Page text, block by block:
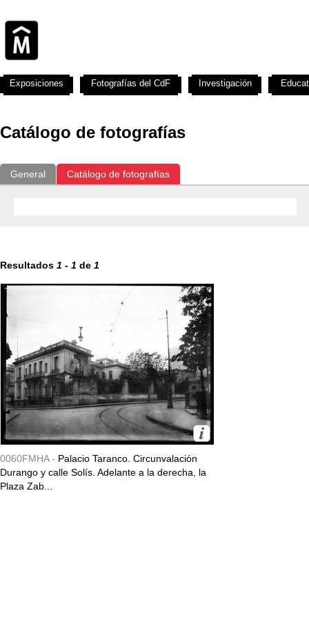
Catálogo de fotografías
General Catálogo de fotografías
Resultados 1 - 1 de 1
0060FMHA - Palacio Taranco. Circunvalación
Durango y calle Solís. Adelante a la derecha, la
Plaza Zab...
Exposiciones Fotografías del CdF Investigación